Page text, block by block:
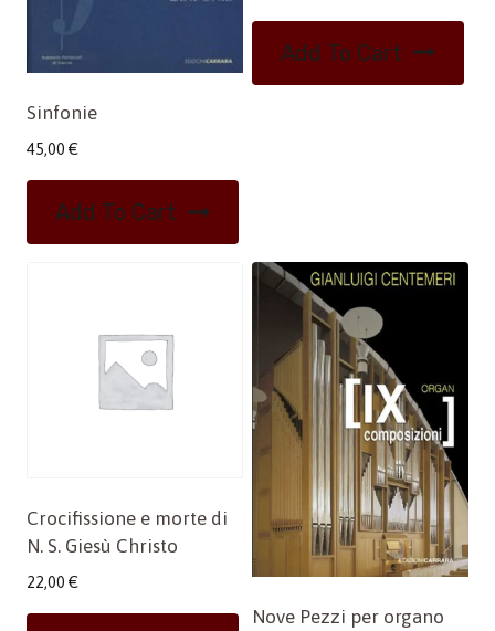
Sinfonie
45,00 €
Add To Cart
Add To Cart
Crocifissione e morte di
N. S. Giesù Christo
22,00 €
Nove Pezzi per organo